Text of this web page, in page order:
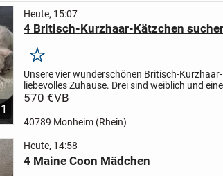
1
Heute, 15:07
4 Britisch-Kurzhaar-Kätzchen
Merken
Unsere vier wunderschönen Britisch-
liebevolles Zuhause. Drei sind weiblich und
neugierig und an Alltagsgeräusche gewöhnt.
570 €VB
40789 Monheim (Rhein)
Heute, 14:58
4 Maine Coon Mädchen